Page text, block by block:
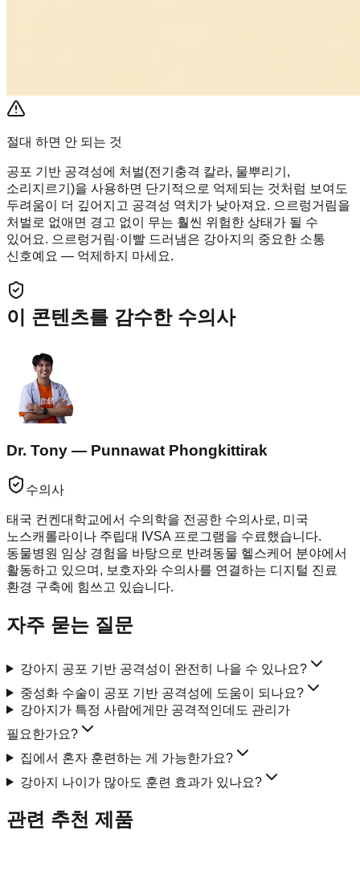
절대 하면 안 되는 것
공포 기반 공격성에 처벌(전기충격 칼라, 물뿌리기,
소리지르기)을 사용하면 단기적으로 억제되는 것처럼 보여도
두려움이 더 깊어지고 공격성 역치가 낮아져요. 으르렁거림을
처벌로 없애면 경고 없이 무는 훨씬 위험한 상태가 될 수
있어요. 으르렁거림·이빨 드러냄은 강아지의 중요한 소통
신호예요 — 억제하지 마세요.
이 콘텐츠를 감수한 수의사
Dr. Tony — Punnawat Phongkittirak
수의사
태국 컨켄대학교에서 수의학을 전공한 수의사로, 미국
노스캐롤라이나 주립대 IVSA 프로그램을 수료했습니다.
동물병원 임상 경험을 바탕으로 반려동물 헬스케어 분야에서
활동하고 있으며, 보호자와 수의사를 연결하는 디지털 진료
환경 구축에 힘쓰고 있습니다.
자주 묻는 질문
강아지 공포 기반 공격성이 완전히 나을 수 있나요?
중성화 수술이 공포 기반 공격성에 도움이 되나요?
강아지가 특정 사람에게만 공격적인데도 관리가
필요한가요?
집에서 혼자 훈련하는 게 가능한가요?
강아지 나이가 많아도 훈련 효과가 있나요?
관련 추천 제품